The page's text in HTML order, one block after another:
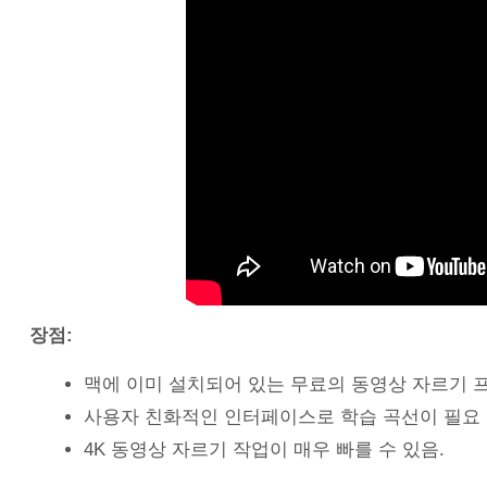
장점:
맥에 이미 설치되어 있는 무료의 동영상 자르기
사용자 친화적인 인터페이스로 학습 곡선이 필요
4K 동영상 자르기 작업이 매우 빠를 수 있음.